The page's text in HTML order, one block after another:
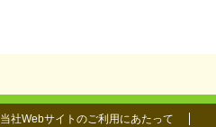
当社Webサイトのご利用にあたって